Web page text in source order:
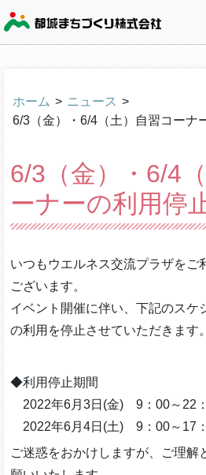
ホーム > ニュース >
6/3（金）・6/4（土）自習コーナ
6/3（金）・6/4
ーナーの利用停
いつもウエルネス交流プラザをご
ございます。
イベント開催に伴い、下記のスケ
の利用を停止させていただきます。
◆利用停止期間
2022年6月3日(金) 9：00～22
2022年6月4日(土) 9：00～17
ご迷惑をおかけしますが、ご理解